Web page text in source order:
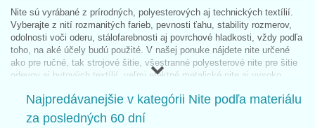
Nite sú vyrábané z prírodných, polyesterových aj technických textílií.
Vyberajte z nití rozmanitých farieb, pevnosti ťahu, stability rozmerov,
odolnosti voči oderu, stálofarebnosti aj povrchové hladkosti, vždy podľa
toho, na aké účely budú použité. V našej ponuke nájdete nite určené
ako pre ručné, tak strojové šitie, všestranné polyesterové nite pre šitie
odevov aj bytových textílií, veľmi efektné metalické nite aj vysoko
šijacie vlákna, určené na technické použitie a ťažké švy.
Dodáme vámvyšívací hodváb , rovnako ako
Najpredávanejšie v kategórii Nite podľa materiálu
za posledných 60 dní